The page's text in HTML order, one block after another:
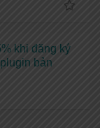
khi đăng ký
bản